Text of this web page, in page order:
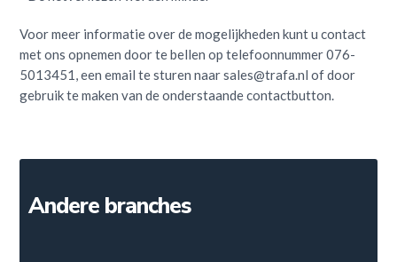
Voor meer informatie over de mogelijkheden kunt u contact
met ons opnemen door te bellen op telefoonnummer 076-
5013451, een email te sturen naar sales@trafa.nl of door
gebruik te maken van de onderstaande contactbutton.
Andere branches